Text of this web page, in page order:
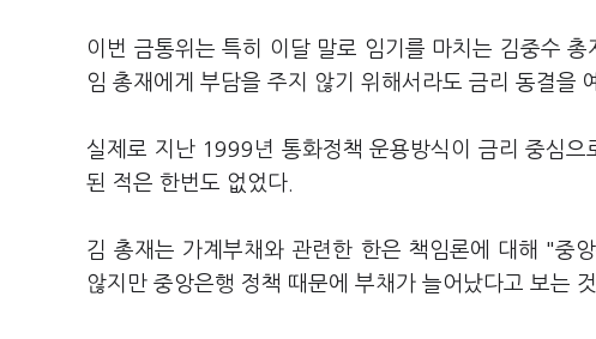
이번 금통위는 특히 이달 말로 임기를 마치는 김중수
임 총재에게 부담을 주지 않기 위해서라도 금리 동결을
실제로 지난 1999년 통화정책 운용방식이 금리 중심
된 적은 한번도 없었다.
김 총재는 가계부채와 관련한 한은 책임론에 대해 "중
않지만 중앙은행 정책 때문에 부채가 늘어났다고 보는